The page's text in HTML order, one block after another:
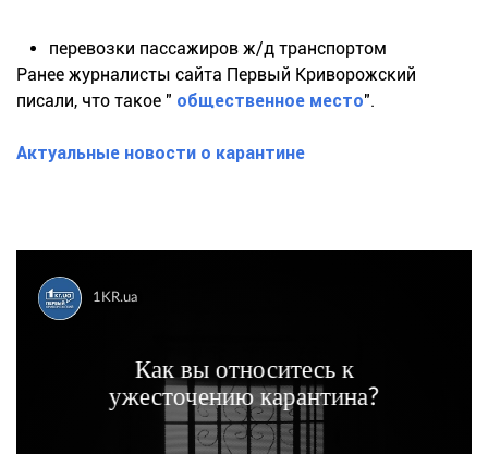
перевозки пассажиров ж/д транспортом
Ранее журналисты сайта Первый Криворожский
писали, что такое " общественное место".
Актуальные новости о карантине